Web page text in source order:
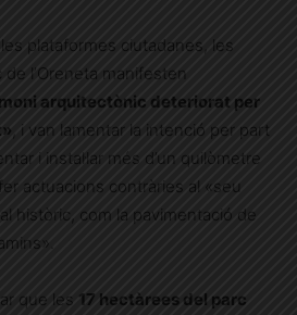
plataformes ciutadanes, les
l’Oreneta manifesten
arquitectònic deteriorat per
, i van lamentar la intenció per part
i instal·lar més d’un quilòmetre
actuacions contràries al «seu
històric, com la pavimentació de
que les 17 hectàrees del parc